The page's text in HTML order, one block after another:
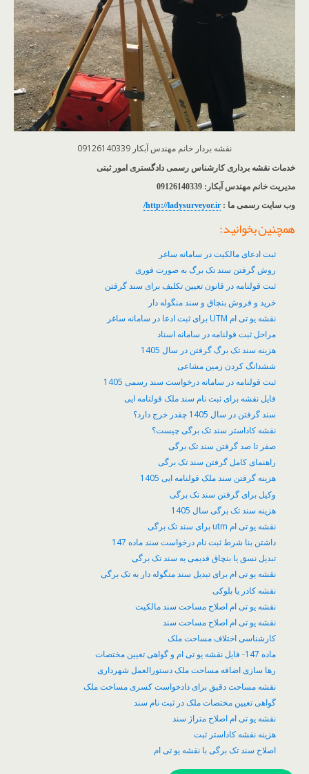
نقشه بردار خانم مهندس آبکار 09126140339
خدمات نقشه برداری کارشناس رسمی دادگستری امور ثبتی
مدیریت خانم مهندس آبکار: 09126140339
وب سایت رسمی ما : http://ladysurveyor.ir/
همچنین بخوانید:
ثبت ادعای مالکیت در سامانه ساغر
روش گرفتن سند تک برگ به صورت فوری
ثبت قولنامه در قانون تعیین تکلیف برای سند گرفتن
خرید و فروش بنچاق و سند منگوله دار
نقشه یو تی ام UTM برای ثبت ادعا در سامانه ساغر
مراحل ثبت قولنامه در سامانه اسناد
هزینه سند تک برگ گرفتن در سال 1405
ششدانگ کردن زمین مشاعی
ثبت قولنامه در سامانه درخواست سند رسمی 1405
فایل نقشه برای ثبت نام سند ملک قولنامه ایی
سند گرفتن در سال 1405 چقدر خرج دارد؟
نقشه کاداستر سند تک برگی چیست؟
صفر تا صد گرفتن سند تک برگی
راهنمای کامل گرفتن سند تک برگی
هزینه گرفتن سند ملک قولنامه ایی 1405
وکیل برای گرفتن سند تک برگی
هزینه سند تک برگی سال 1405
نقشه یو تی ام utm برای سند تک برگی
داشتن بنا شرط ثبت نام درخواست سند ماده 147
تبدیل نسق یا بنچاق قدیمی به سند تک برگی
نقشه یو تی ام برای تبدیل سند منگوله دار به تک برگی
نقشه کادر یا بلوکی
نقشه یو تی ام اصلاح مساحت سند مالکیت
نقشه یو تی ام اصلاح مساحت سند
کارشناسی اختلاف مساحت ملک
ماده 147- فایل نقشه یو تی ام و گواهی تعیین مختصات
رها سازی اضافه مساحت ملک دستورالعمل شهرداری
نقشه مساحت دقیق برای دادخواست کسری مساحت ملک
گواهی تعیین مختصات ملک در ثبت نام سند
نقشه یو تی ام اصلاح متراژ سند
هزینه نقشه کاداستر ثبت
اصلاح سند تک برگی با نقشه یو تی ام